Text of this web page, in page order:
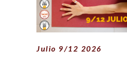
Julio 9/12 2026